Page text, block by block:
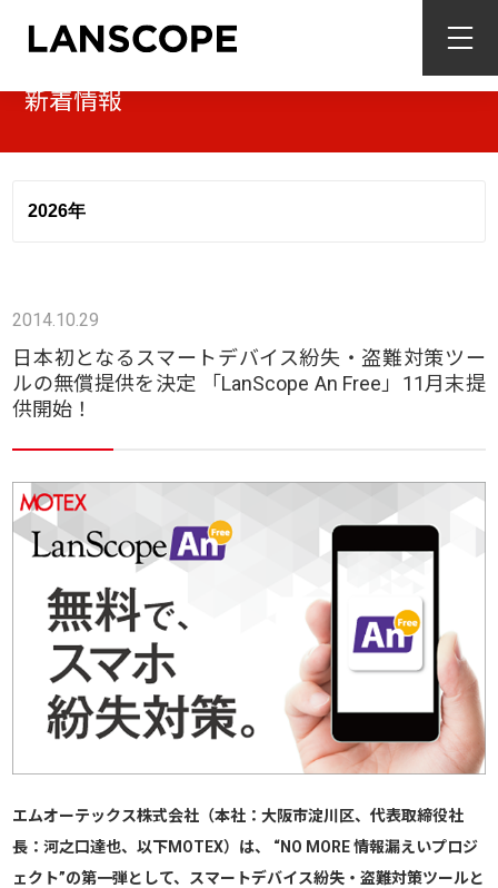
新着情報
2014.10.29
日本初となるスマートデバイス紛失・盗難対策ツー
ルの無償提供を決定 「LanScope An Free」11月末提
供開始！
エムオーテックス株式会社（本社：大阪市淀川区、代表取締役社
長：河之口達也、以下MOTEX）は、 “NO MORE 情報漏えいプロジ
ェクト”の第一弾として、スマートデバイス紛失・盗難対策ツールと